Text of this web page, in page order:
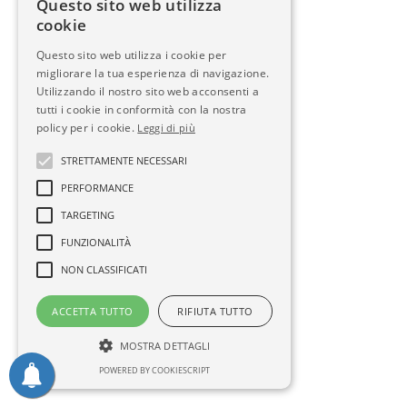
Questo sito web utilizza
cookie
Questo sito web utilizza i cookie per
migliorare la tua esperienza di navigazione.
Utilizzando il nostro sito web acconsenti a
tutti i cookie in conformità con la nostra
policy per i cookie. Leggi di più
STRETTAMENTE NECESSARI
PERFORMANCE
TARGETING
FUNZIONALITÀ
NON CLASSIFICATI
ACCETTA TUTTO RIFIUTA TUTTO
MOSTRA DETTAGLI
POWERED BY COOKIESCRIPT